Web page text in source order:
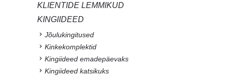
KLIENTIDE LEMMIKUD
KINGIIDEED
Jõulukingitused
Kinkekomplektid
Kingiideed emadepäevaks
Kingiideed katsikuks